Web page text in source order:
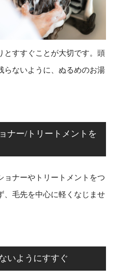
とすすぐことが大切です。頭
らないように、ぬるめのお湯
ナー/トリートメントを
ョナーやトリートメントをつ
、毛先を中心に軽くなじませ
いようにすすぐ